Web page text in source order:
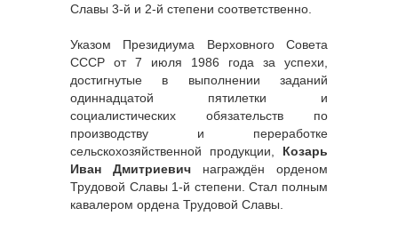
Славы 3-й и 2-й степени соответственно.
Указом Президиума Верховного Совета
СССР от 7 июля 1986 года за успехи,
достигнутые в выполнении заданий
одиннадцатой пятилетки и
социалистических обязательств по
производству и переработке
сельскохозяйственной продукции, Козарь
Иван Дмитриевич награждён орденом
Трудовой Славы 1-й степени. Стал полным
кавалером ордена Трудовой Славы.